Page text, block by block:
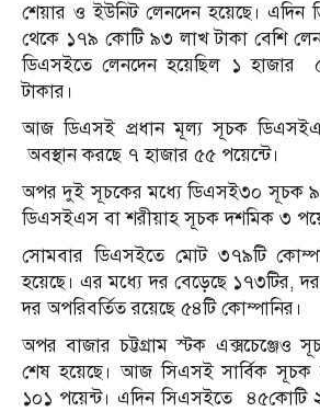
শেয়ার ও ইউনিট লেনদেন হয়েছে।
থেকে ১৭৯ কোটি ৯৩ লাখ টাকা বেশি
ডিএসইতে লেনদেন হয়েছিল ১
টাকার।
আজ ডিএসই প্রধান মূল্য সূচক
অবস্থান করছে ৭ হাজার ৫৫ পয়েন্টে।
অপর দুই সূচকের মধ্যে ডিএসই৩০ সূচক ৯
ডিএসইএস বা শরীয়াহ সূচক দশমিক ৩
সোমবার ডিএসইতে মোট ৩৭৯টি
হয়েছে। এর মধ্যে দর বেড়েছে ১৭৩টির,
দর অপরিবর্তিত রয়েছে ৫৪টি কোম্পানির।
অপর বাজার চট্টগ্রাম স্টক এক্সচেঞ্জেও
শেষ হয়েছে। আজ সিএসই সার্বিক সূচক
১০১ পয়েন্ট। এদিন সিএসইতে ৪৫কোটি